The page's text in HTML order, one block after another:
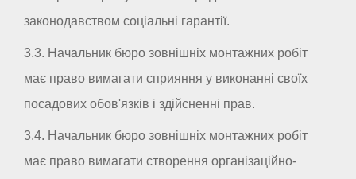
законодавством соціальні гарантії.
3.3. Начальник бюро зовнішніх монтажних робіт
має право вимагати сприяння у виконанні своїх
посадових обов'язків і здійсненні прав.
3.4. Начальник бюро зовнішніх монтажних робіт
має право вимагати створення організаційно-